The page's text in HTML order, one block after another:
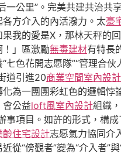
一公里”。完美共建共治共
方介入的內活潑力。太豪
我的愛是X，那林天秤的
」區激勵無毒建材有特長
七色花開志愿隊”“管理合伙
道引進20商業空間室內設計
為一團團彩虹色的邏輯悖
會公益loft風室內設計組織
事項目。如許的形式，構成
齡住宅設計志愿氣力協同介
近從“傍觀者”變為“介入者”